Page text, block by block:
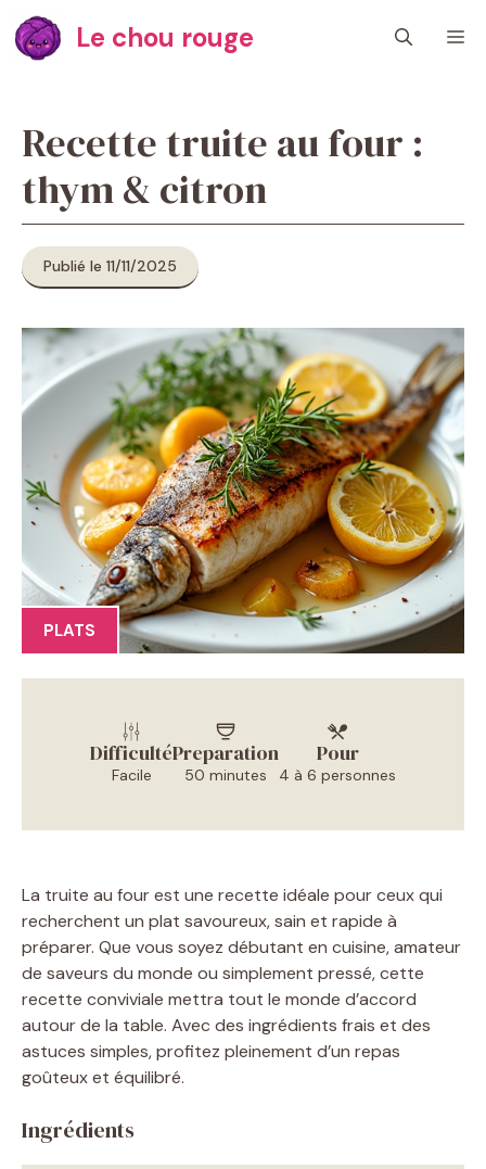
Aller
au
contenu
Le chou rouge
Recette truite au four :
thym & citron
Publié le 11/11/2025
PLATS
Difficulté
Facile
Preparation
50 minutes
Pour
4 à 6 personnes
La truite au four est une recette idéale pour ceux qui
recherchent un plat savoureux, sain et rapide à
préparer. Que vous soyez débutant en cuisine, amateur
de saveurs du monde ou simplement pressé, cette
recette conviviale mettra tout le monde d’accord
autour de la table. Avec des ingrédients frais et des
astuces simples, profitez pleinement d’un repas
goûteux et équilibré.
Ingrédients